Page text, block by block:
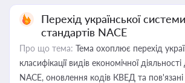
Перехід української
стандартів NACE
Про що тема: Тема охоплює перехід
класифікації видів економічної
NACE, оновлення кодів КВЕД та